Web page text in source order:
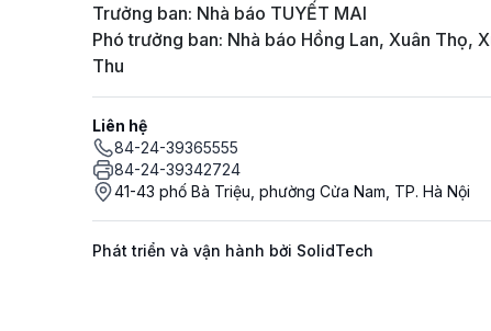
Trưởng ban: Nhà báo TUYẾT MAI
Phó trưởng ban: Nhà báo Hồng Lan, Xuân Thọ,
Thu
Liên hệ
84-24-39365555
84-24-39342724
41-43 phố Bà Triệu, phường Cửa Nam, TP. Hà Nội
Phát triển và vận hành bởi SolidTech